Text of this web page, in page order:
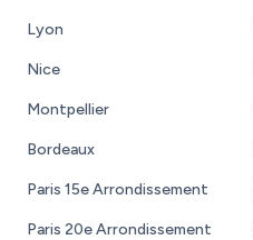
Lyon
Nice
Montpellier
Bordeaux
Paris 15e Arrondissement
Paris 20e Arrondissement